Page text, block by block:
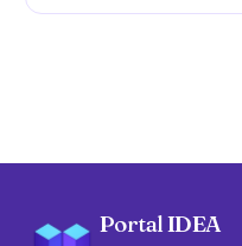
Portal IDEA